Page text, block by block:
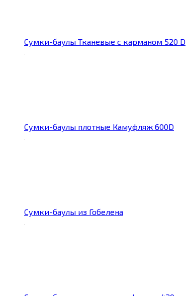
Сумки-баулы Тканевые с карманом 520 D
Сумки-баулы плотные Камуфляж 600D
Сумки-баулы из Гобелена